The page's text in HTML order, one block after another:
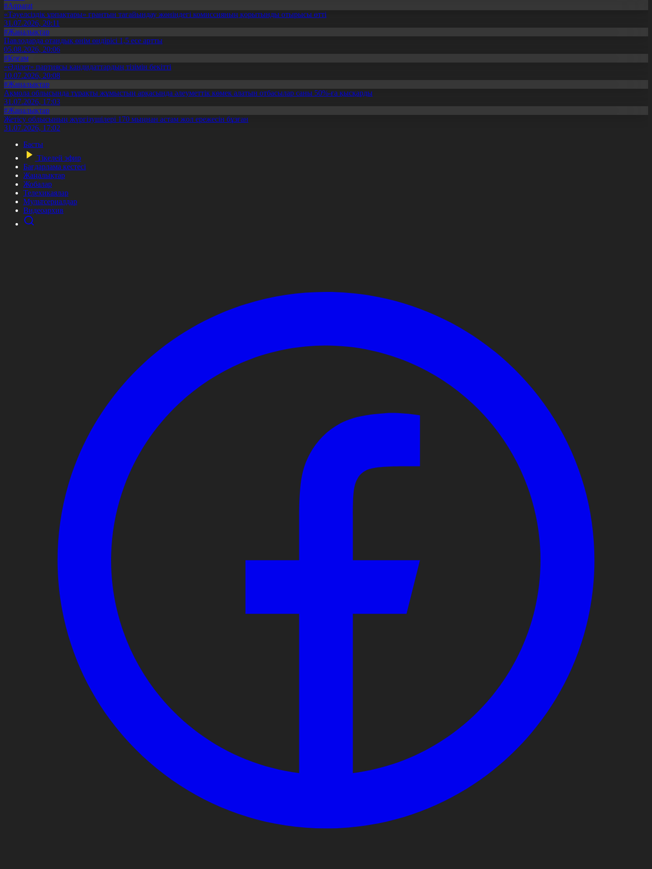
#Aqparat
«Тәуелсіздік ұрпақтары» грантын тағайындау жөніндегі комиссияның қорытынды отырысы өтті
31.07.2026, 20:11
#Жаңалықтар
Павлодарда отандық өнім өндірісі 1,5 есе артты
05.08.2026, 20:06
#Қоғам
«Әділет» партиясы кандидаттардың тізімін бекітті
10.07.2026, 20:08
#Жаңалықтар
Ақмола облысында тұрақты жұмыстың арқасында әлеуметтік көмек алатын отбасылар саны 50%-ға қысқарды
31.07.2026, 17:03
#Жаңалықтар
Жетісу облысының жүргізушілері 170 мыңнан астам жол ережесін бұзған
31.07.2026, 17:02
Басты
Тікелей эфир
Бағдарлама кестесі
Жаңалықтар
Жобалар
Телехикаялар
Мультсериалдар
Видеоархив